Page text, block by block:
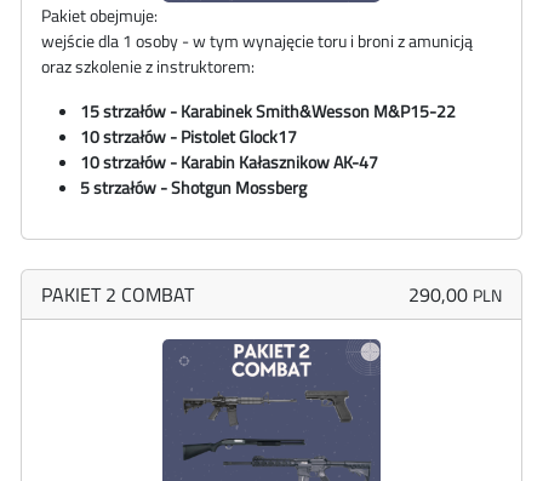
Pakiet obejmuje:
wejście dla 1 osoby - w tym wynajęcie toru i broni z amunicją
oraz szkolenie z instruktorem:
15 strzałów - KarabinekSmith&WessonM&P15-22
10 strzałów - Pistolet Glock17
10 strzałów - Karabin Kałasznikow AK-47
5 strzałów - Shotgun Mossberg
PAKIET 2 COMBAT 290,00 PLN